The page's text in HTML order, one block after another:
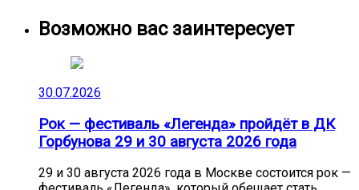
Возможно вас заинтересует
30.07.2026
Рок — фестиваль «Легенда» пройдёт в ДК
Горбунова 29 и 30 августа 2026 года
29 и 30 августа 2026 года в Москве состоится рок —